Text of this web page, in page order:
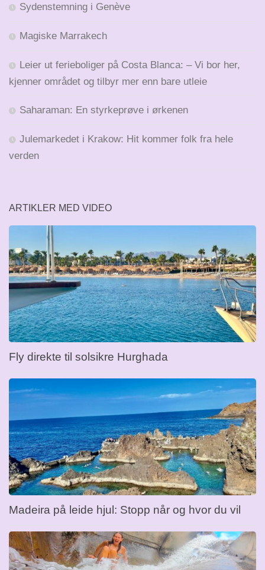
Sydenstemning i Genève
Magiske Marrakech
Leier ut ferieboliger på Costa Blanca: – Vi bor her,
kjenner området og tilbyr mer enn bare utleie
Saharaman: En styrkeprøve i ørkenen
Julemarkedet i Krakow: Hit kommer folk fra hele
verden
ARTIKLER MED VIDEO
Fly direkte til solsikre Hurghada
Madeira på leide hjul: Stopp når og hvor du vil